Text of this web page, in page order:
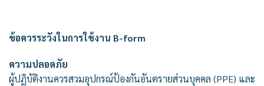
ข้อควรระวังในการใช้งาน B-form
ความปลอดภัย
ผู้ปฏิบัติงานควรสวมอุปกรณ์ป้องกันอันตรายส่วนบุคคล (PPE) และ